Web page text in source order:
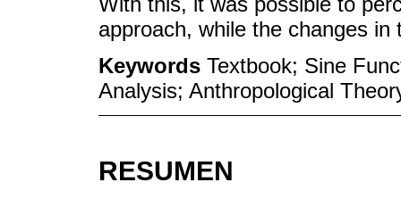
approach, while the changes
Keywords Textbook; Sine
Analysis; Anthropological
RESUMEN